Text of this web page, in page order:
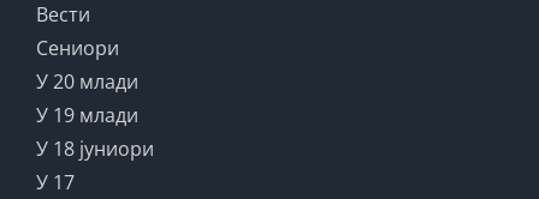
Вести
Сениори
У 20 млади
У 19 млади
У 18 јуниори
У 17